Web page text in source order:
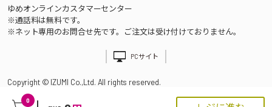
0
ゆめオンラインカスタマーセンター
※通話料は無料です。
※ネット専用のお問合せ先です。ご注文は受け付けておりません。
PCサイト
Copyright © IZUMI Co.,Ltd. All rights reserved.